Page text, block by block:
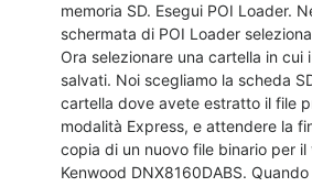
memoria SD. Esegui POI Loader.
schermata di POI Loader
Ora selezionare una cartella in cui
salvati. Noi scegliamo la scheda
cartella dove avete estratto il file
modalità Express, e attendere la
copia di un nuovo file binario per
Kenwood DNX8160DABS.